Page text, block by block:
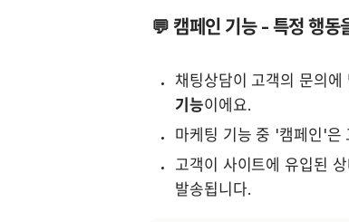
💬 캠페인 기능 - 특정 행동
채팅상담이 고객의 문의
기능이에요.
마케팅 기능 중 '캠페인'은
고객이 사이트에 유입된
발송됩니다.